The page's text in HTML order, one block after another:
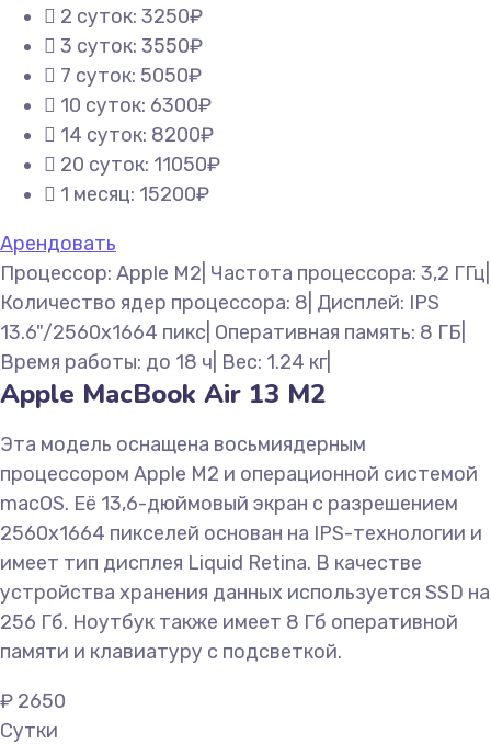
2 суток: 3250₽
3 суток: 3550₽
7 суток: 5050₽
10 суток: 6300₽
14 суток: 8200₽
20 суток: 11050₽
1 месяц: 15200₽
Арендовать
Процессор: Apple M2| Частота процессора: 3,2 ГГц|
Количество ядер процессора: 8| Дисплей: IPS
13.6"/2560x1664 пикс| Оперативная память: 8 ГБ|
Время работы: до 18 ч| Вес: 1.24 кг|
Apple MacBook Air 13 M2
Эта модель оснащена восьмиядерным
процессором Apple M2 и операционной системой
macOS. Её 13,6-дюймовый экран с разрешением
2560x1664 пикселей основан на IPS-технологии и
имеет тип дисплея Liquid Retina. В качестве
устройства хранения данных используется SSD на
256 Гб. Ноутбук также имеет 8 Гб оперативной
памяти и клавиатуру с подсветкой.
₽ 2650
Сутки